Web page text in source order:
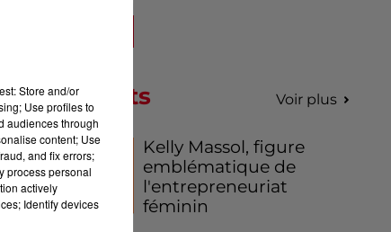
Podcasts Voir plus
Kelly Massol, figure
emblématique de
l'entrepreneuriat
féminin
Store and/or
Use profiles to
audiences through
content; Use
and fix errors;
process personal
actively
Identify devices